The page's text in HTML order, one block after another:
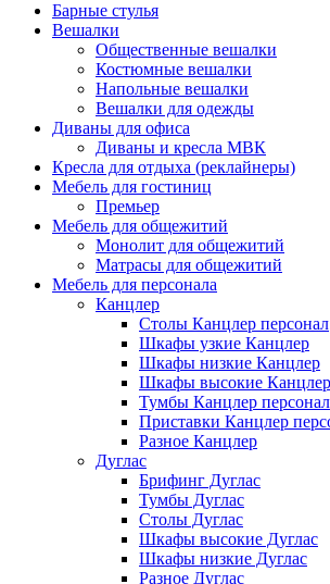
Барные стулья
Вешалки
Общественные вешалки
Костюмные вешалки
Напольные вешалки
Вешалки для одежды
Диваны для офиса
Диваны и кресла МВК
Кресла для отдыха (реклайнеры)
Мебель для гостиниц
Премьер
Мебель для общежитий
Монолит для общежитий
Матрасы для общежитий
Мебель для персонала
Канцлер
Столы Канцлер персонал
Шкафы узкие Канцлер
Шкафы низкие Канцлер
Шкафы высокие Канцлер
Тумбы Канцлер персонал
Приставки Канцлер
Разное Канцлер
Дуглас
Брифинг Дуглас
Тумбы Дуглас
Столы Дуглас
Шкафы высокие Дуглас
Шкафы низкие Дуглас
Разное Дуглас